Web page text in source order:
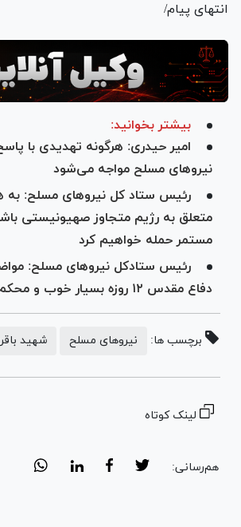
انتهای پیام/
بیشتر بخوانید:
امیر حیدری: هرگونه تهدیدی با
نیروهای مسلح مواجه می‌شود
رئیس ستاد کل نیرو‌های مسلح: به
متعلق به رژیم متجاوز صهیونیستی
مستمر حمله خواهیم کرد
رئیس ستادکل نیرو‌های مسلح:
دفاع مقدس ۱۲ روزه بسیار خوب و محکم بود
برچسب ها: نیروهای مسلح شهید
لینک کوتاه
هم‌رسانی: